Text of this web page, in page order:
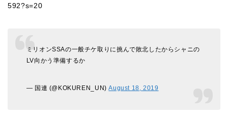
592?s=20
ミリオンSSAの一般チケ取りに挑んで敗北したからシャニの
LV向かう準備するか
— 国連 (@KOKUREN_UN)August 18, 2019